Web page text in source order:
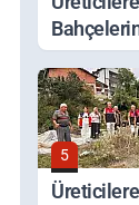
Yerinde
Desteği
5
Üreticilere